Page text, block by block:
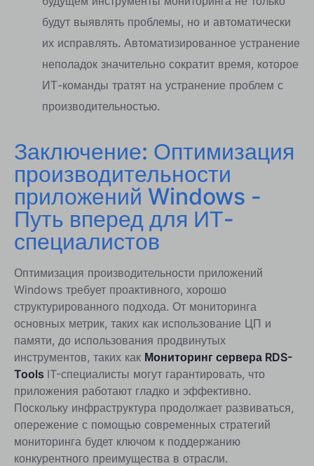
будут выявлять проблемы, но и автоматически
их исправлять. Автоматизированное устранение
неполадок значительно сократит время, которое
ИТ-команды тратят на устранение проблем с
производительностью.
Заключение: Оптимизация
производительности
приложений Windows -
Путь вперед для ИТ-
специалистов
Оптимизация производительности приложений
Windows требует проактивного, хорошо
структурированного подхода. От мониторинга
основных метрик, таких как использование ЦП и
памяти, до использования продвинутых
инструментов, таких как Мониторинг сервера RDS-
Tools IT-специалисты могут гарантировать, что
приложения работают гладко и эффективно.
Поскольку инфраструктура продолжает развиваться,
опережение с помощью современных стратегий
мониторинга будет ключом к поддержанию
конкурентного преимущества в отрасли.